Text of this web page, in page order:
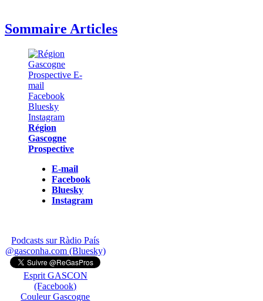
Sommaire Articles
Région
Gascogne
Prospective
E-mail
Facebook
Bluesky
Instagram
Podcasts sur Ràdio País
@gasconha.com (Bluesky)
Esprit GASCON
(Facebook)
Couleur Gascogne